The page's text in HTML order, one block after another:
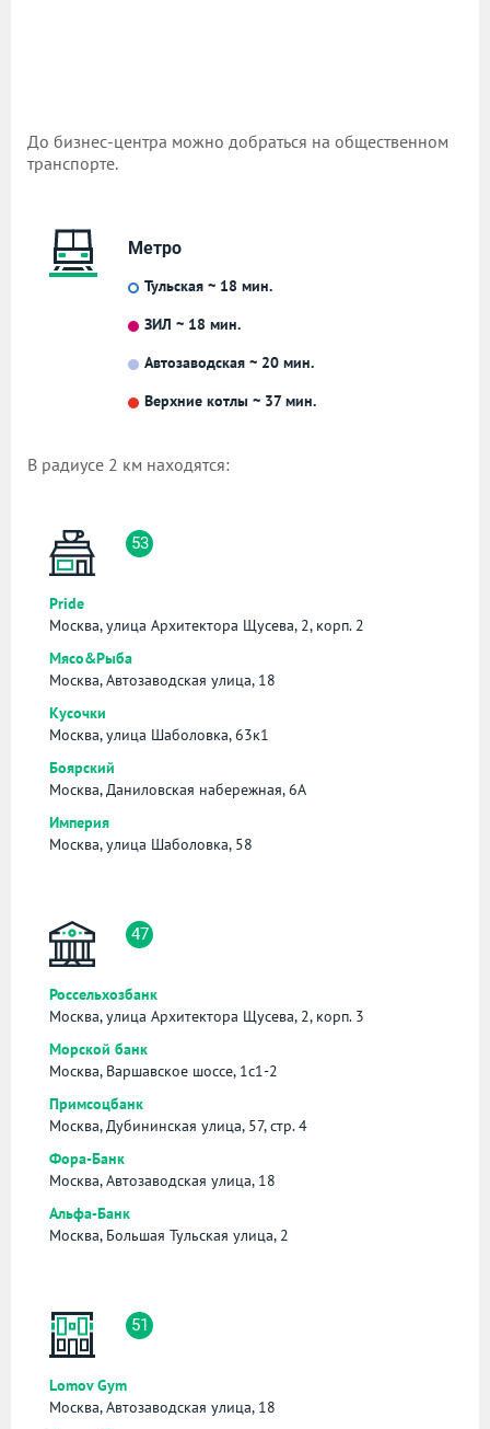
До бизнес-центра можно добраться на общественном
транспорте.
Метро
Тульская ~ 18 мин.
ЗИЛ ~ 18 мин.
Автозаводская ~ 20 мин.
Верхние котлы ~ 37 мин.
В радиусе 2 км находятся:
53
Pride
Москва, улица Архитектора Щусева, 2, корп. 2
Мясо&Рыба
Москва, Автозаводская улица, 18
Кусочки
Москва, улица Шаболовка, 63к1
Боярский
Москва, Даниловская набережная, 6А
Империя
Москва, улица Шаболовка, 58
47
Россельхозбанк
Москва, улица Архитектора Щусева, 2, корп. 3
Морской банк
Москва, Варшавское шоссе, 1с1-2
Примсоцбанк
Москва, Дубининская улица, 57, стр. 4
Фора-Банк
Москва, Автозаводская улица, 18
Альфа-Банк
Москва, Большая Тульская улица, 2
51
Lomov Gym
Москва, Автозаводская улица, 18